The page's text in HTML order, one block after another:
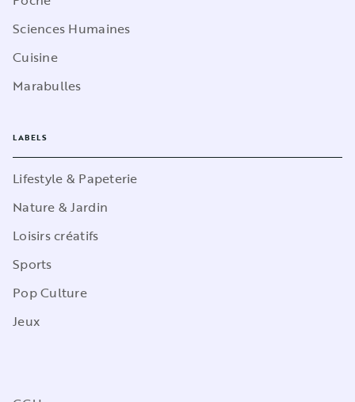
Sciences Humaines
Cuisine
Marabulles
LABELS
Lifestyle & Papeterie
Nature & Jardin
Loisirs créatifs
Sports
Pop Culture
Jeux